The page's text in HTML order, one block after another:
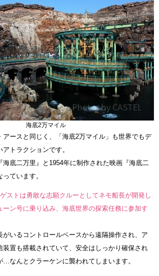
海底2万マイル
アースと同じく、「海底2万マイル」も世界でもデ
トラクションです。
海底二万里』と1954年に制作された映画『海底二
ています。
ストは勇敢な志願クルーとしてネモ船長が開発し
ーン号に乗り込み、海底世界の探索任務に参加す
がいるコントロールベースから遠隔操作され、ア
装置も搭載されていて、安全はしっかり確保され
…なんとクラーケンに襲われてしまいます。